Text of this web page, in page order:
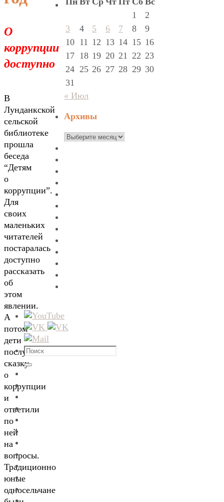
О
коррупции
доступно
В
Лунданкской
сельской
библиотеке
прошла
беседа
“Детям
о
коррупции”.
Для
своих
маленьких
читателей
постаралась
доступно
рассказать
об
этом
явлении.
А
потом
дети
послушали
сказку
о
коррупции
и
ответили
по
ней
на
вопросы.
Традиционно
юные
односельчане
1
2
3
4 5 6 7 8
9
10 11 12 13 14 15 16
17 18 19 20 21 22 23
24 25 26 27 28 29 30
31
« Июл
Архивы
Архивы
Что
искать:
Поиск